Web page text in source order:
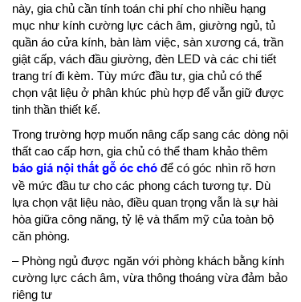
này, gia chủ cần tính toán chi phí cho nhiều hạng
mục như kính cường lực cách âm, giường ngủ, tủ
quần áo cửa kính, bàn làm việc, sàn xương cá, trần
giật cấp, vách đầu giường, đèn LED và các chi tiết
trang trí đi kèm. Tùy mức đầu tư, gia chủ có thể
chọn vật liệu ở phân khúc phù hợp để vẫn giữ được
tinh thần thiết kế.
Trong trường hợp muốn nâng cấp sang các dòng nội
thất cao cấp hơn, gia chủ có thể tham khảo thêm
báo giá nội thất gỗ óc chó để có góc nhìn rõ hơn
về mức đầu tư cho các phong cách tương tự. Dù
lựa chọn vật liệu nào, điều quan trọng vẫn là sự hài
hòa giữa công năng, tỷ lệ và thẩm mỹ của toàn bộ
căn phòng.
– Phòng ngủ được ngăn với phòng khách bằng kính
cường lực cách âm, vừa thông thoáng vừa đảm bảo
riêng tư